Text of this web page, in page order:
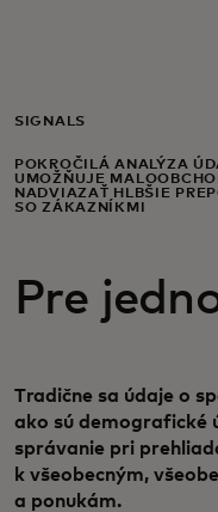
Pre firmy
Pre svet
Pre
SIGNALS
POKROČILÁ ANALÝZA
UMOŽŇUJE
NADVIAZAŤ HLBŠIE
SO ZÁKAZNÍKMI
Pre
Tradične sa údaje o
ako sú demografické
správanie pri
k všeobecným,
a ponukám.